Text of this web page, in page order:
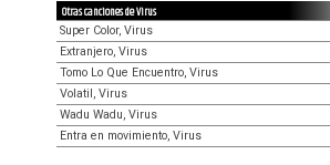
Otras canciones de Virus
Super Color, Virus
Extranjero, Virus
Tomo Lo Que Encuentro, Virus
Volatil, Virus
Wadu Wadu, Virus
Entra en movimiento, Virus